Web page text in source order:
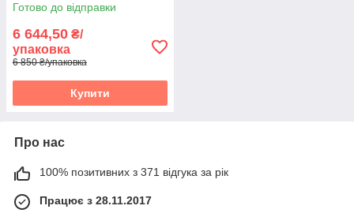
Готово до відправки
6 644,50 ₴/
упаковка
6 850 ₴/упаковка
Купити
Про нас
100% позитивних з 371 відгука за рік
Працює з 28.11.2017